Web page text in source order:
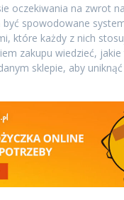
oczekiwania na zwrot
być spowodowane
które każdy z nich
zakupu wiedzieć,
sklepie, aby